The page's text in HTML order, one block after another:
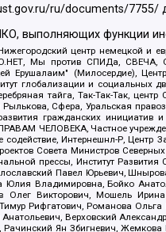
ru/documents/7755/
выполняющих функции
центр немецкой и
Мы против СПИДа, СВЕЧА,
Ерушалаим" (Милосердие),
глобализации и
тайга, Так-Так-Так,
Сфера, Уральская
гражданских инициатив
ЧЕЛОВЕКА, Частное
содействие, Интернешнл-Р,
Совета Министров
прессы, Институт
Павел Юрьевич,
Юлия Владимировна, Бойко
Олег Викторович, Мошель
Рифгатович, Романова
Верховский
Рачинский Ян Збигневич,